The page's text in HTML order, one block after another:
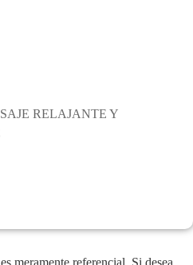
RELAJANTE Y
meramente referencial. Si desea